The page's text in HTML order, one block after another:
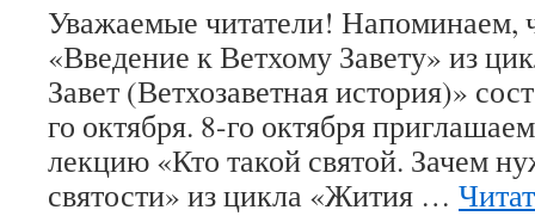
Уважаемые читатели! Напоминаем,
«Введение к Ветхому Завету» из
Завет (Ветхозаветная история)»
го октября. 8-го октября
лекцию «Кто такой святой. Зачем
святости» из цикла «Жития …